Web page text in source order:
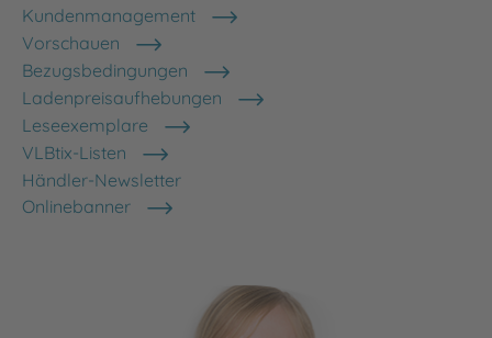
Kundenmanagement
Vorschauen
Bezugsbedingungen
Ladenpreisaufhebungen
Leseexemplare
VLBtix-Listen
Händler-Newsletter
Onlinebanner